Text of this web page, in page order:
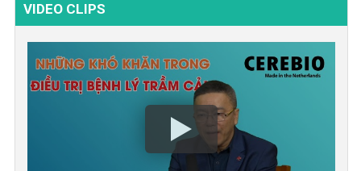
VIDEO CLIPS